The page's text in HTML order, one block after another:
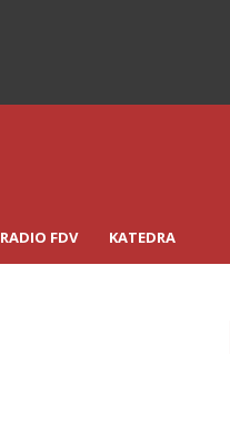
RADIO FDV KATEDRA